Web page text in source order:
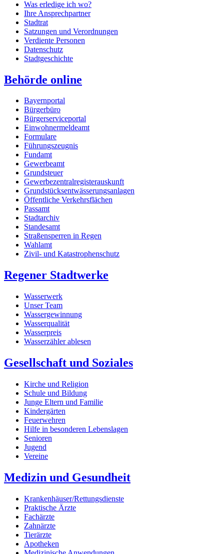
Was erledige ich wo?
Ihre Ansprechpartner
Stadtrat
Satzungen und Verordnungen
Verdiente Personen
Datenschutz
Stadtgeschichte
Behörde online
Bayernportal
Bürgerbüro
Bürgerserviceportal
Einwohnermeldeamt
Formulare
Führungszeugnis
Fundamt
Gewerbeamt
Grundsteuer
Gewerbezentralregisterauskunft
Grundstücksentwässerungsanlagen
Öffentliche Verkehrsflächen
Passamt
Stadtarchiv
Standesamt
Straßensperren in Regen
Wahlamt
Zivil- und Katastrophenschutz
Regener Stadtwerke
Wasserwerk
Unser Team
Wassergewinnung
Wasserqualität
Wasserpreis
Wasserzähler ablesen
Gesellschaft und Soziales
Kirche und Religion
Schule und Bildung
Junge Eltern und Familie
Kindergärten
Feuerwehren
Hilfe in besonderen Lebenslagen
Senioren
Jugend
Vereine
Medizin und Gesundheit
Krankenhäuser/Rettungsdienste
Praktische Ärzte
Fachärzte
Zahnärzte
Tierärzte
Apotheken